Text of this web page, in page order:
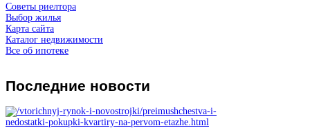
Советы риелтора
Выбор жилья
Карта сайта
Каталог недвижимости
Все об ипотеке
Последние новости